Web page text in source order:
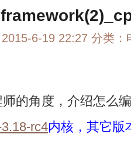
6-19 22:27 分类：
的角度，介绍怎么
rc4内核，其它版